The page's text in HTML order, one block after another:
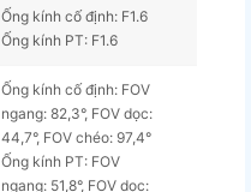
Ống kính cố định: F1.6
Ống kính PT: F1.6
Ống kính cố định: FOV
ngang: 82,3°, FOV dọc:
44,7°, FOV chéo: 97,4°
Ống kính PT: FOV
ngang: 51,8°, FOV dọc: